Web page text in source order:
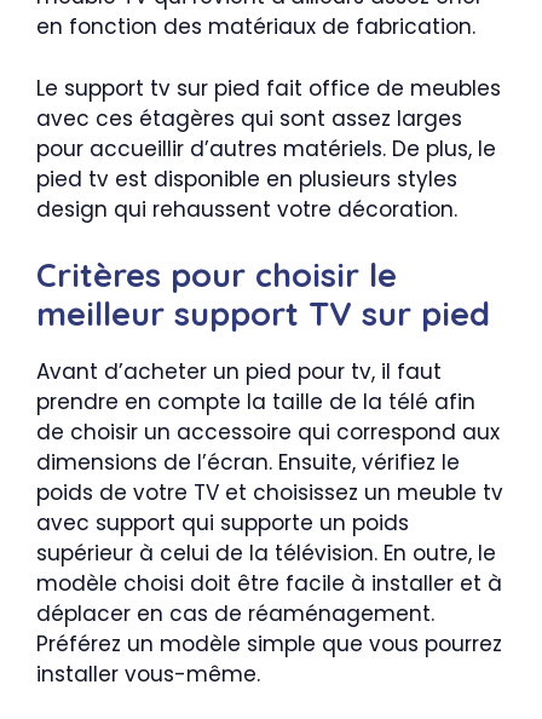
en fonction des matériaux de fabrication.
Le support tv sur pied fait office de meubles
avec ces étagères qui sont assez larges
pour accueillir d’autres matériels. De plus, le
pied tv est disponible en plusieurs styles
design qui rehaussent votre décoration.
Critères pour choisir le
meilleur support TV sur pied
Avant d’acheter un pied pour tv, il faut
prendre en compte la taille de la télé afin
de choisir un accessoire qui correspond aux
dimensions de l’écran. Ensuite, vérifiez le
poids de votre TV et choisissez un meuble tv
avec support qui supporte un poids
supérieur à celui de la télévision. En outre, le
modèle choisi doit être facile à installer et à
déplacer en cas de réaménagement.
Préférez un modèle simple que vous pourrez
installer vous-même.